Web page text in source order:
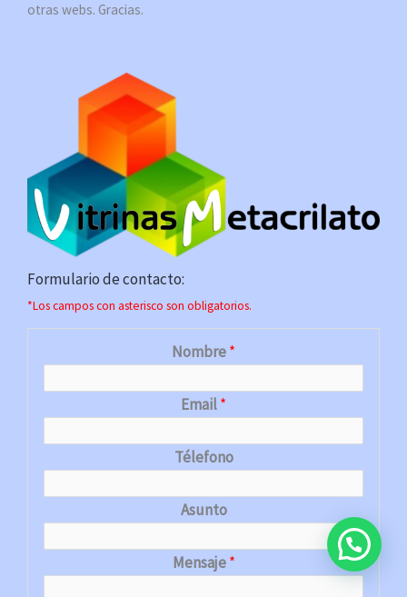
otras webs. Gracias.
Formulario de contacto:
*Los campos con asterisco son obligatorios.
Nombre*
Email*
Télefono
Asunto
Mensaje*